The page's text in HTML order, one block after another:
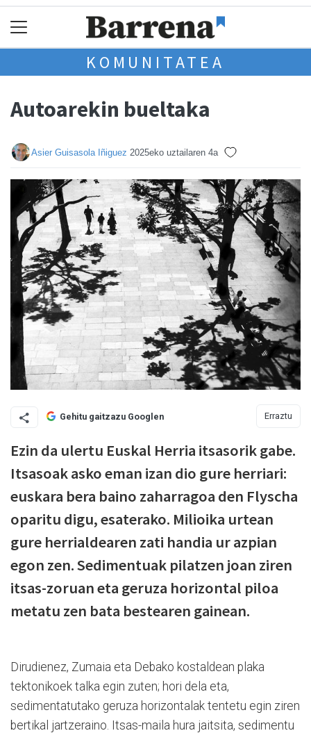
KOMUNITATEA
Autoarekin bueltaka
Asier Guisasola Iñiguez 2025eko uztailaren 4a
Gehitu gaitzazu Googlen Erraztu
Ezin da ulertu Euskal Herria itsasorik gabe.
Itsasoak asko eman izan dio gure herriari:
euskara bera baino zaharragoa den Flyscha
oparitu digu, esaterako. Milioika urtean
gure herrialdearen zati handia ur azpian
egon zen. Sedimentuak pilatzen joan ziren
itsas-zoruan eta geruza horizontal piloa
metatu zen bata bestearen gainean.
Dirudienez, Zumaia eta Debako kostaldean plaka
tektonikoek talka egin zuten; hori dela eta,
sedimentatutako geruza horizontalak tentetu egin ziren
bertikal jartzeraino. Itsas-maila hura jaitsita, sedimentu